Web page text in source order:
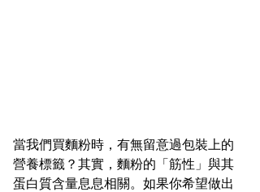
當我們買麵粉時，有無留意過包裝上的
營養標籤？其實，麵粉的「筋性」與其
蛋白質含量息息相關。如果你希望做出